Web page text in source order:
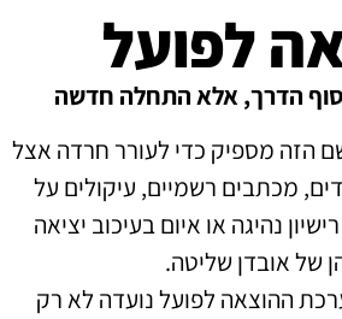
לפועל
הדרך, אלא התחלה חדשה
הזה מספיק כדי לעורר חרדה אצל
מכתבים רשמיים, עיקולים על
נהיגה או איום בעיכוב יציאה
של אובדן שליטה.
ההוצאה לפועל נועדה לא רק